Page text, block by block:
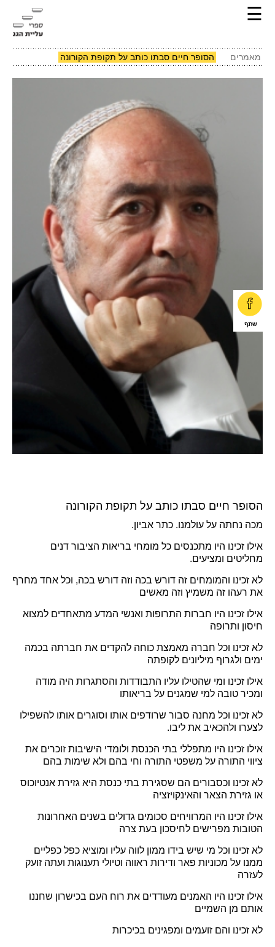
☰
מאמרים הסופר חיים סבתו כותב על תקופת הקורונה
הסופר חיים סבתו כותב על תקופת הקורונה
מכה נחתה על עולמנו. כתר אביון.
אילו זכינו היו מתכנסים כל מומחי בריאות הציבור דנים
מחליטים ומציעים.
לא זכינו והמומחים זה דורש בכה וזה דורש בכה, וכל אחד מחרף
את רעהו זה משמיץ וזה מאשים
אילו זכינו היו חברות התרופות ואנשי המדע מתאחדים למצוא
חיסון ותרופה
לא זכינו וכל חברה מאמצת כוחה להקדים את חברתה בכמה
ימים ולגרוף מיליונים לקופתה
אילו זכינו ומי שהטילו עליו התבודדות והסתגרות היה מודה
ומכיר טובה למי שמגנים על בריאותו
לא זכינו וכל מחנה סבור שרודפים אותו וסוגרים אותו להשפילו
לצערו ולהכאיב את ליבו.
אילו זכינו היו מתפללי בתי הכנסת ולומדי הישיבות זוכרים את
ציווי התורה על משפטי התורה וחי בהם ולא שימות בהם
לא זכינו וכסבורים הם שסגירת בתי כנסת היא גזירת אנטיוכוס
או גזירת הצאר והאינקויזציה
אילו זכינו היו המרוויחים סכומים גדולים בשנים האחרונות
הטובות מפרישים לחיסכון בעת צרה
לא זכינו וכל מי שיש בידו ממון לווה עליו ומוציא כפל כפליים
ממנו על מכוניות פאר ודירות ראווה וטיולי תענוגות ועתה זועק
לעזרה
אילו זכינו היו האמנים מעודדים את רוח העם בכישרון שחננו
אותם מן השמיים
לא זכינו והם זועמים ומפגינים בכיכרות